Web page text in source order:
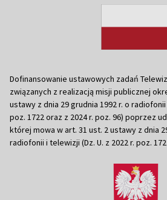
Dofinansowanie ustawowych zadań
związanych z realizacją misji publicznej
ustawy z dnia 29 grudnia 1992 r. o radiofonii
poz. 1722 oraz z 2024 r. poz. 96) poprzez
której mowa w art. 31 ust. 2 ustawy z dnia
radiofonii i telewizji (Dz. U. z 2022 r. poz.